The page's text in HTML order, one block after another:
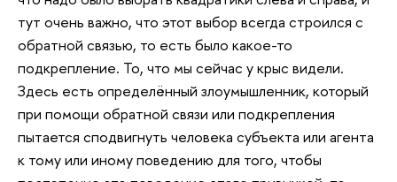
тут очень важно, что этот выбор всегда строился с
обратной связью, то есть было какое-то
подкрепление. То, что мы сейчас у крыс видели.
Здесь есть определённый злоумышленник, который
при помощи обратной связи или подкрепления
пытается сподвигнуть человека субъекта или агента
к тому или иному поведению для того, чтобы